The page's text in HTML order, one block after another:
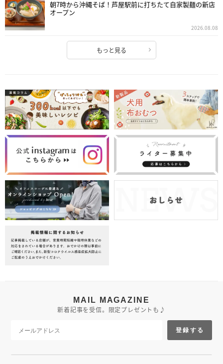
朝7時から沖縄そば！芦屋駅前に打ちたて自家製麺の新店
オープン
2026.08.08
もっと見る
MAIL MAGAZINE
新着記事を受信。限定プレゼントも♪
登録する